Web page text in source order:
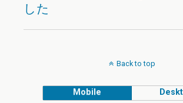
した
Back to top
Mobile